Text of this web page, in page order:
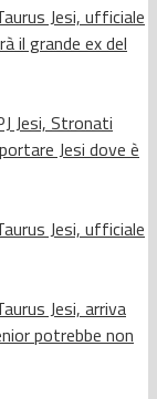
Jesi, ufficiale
il grande ex del
Jesi, Stronati
Jesi dove è
Jesi, ufficiale
Jesi, arriva
potrebbe non